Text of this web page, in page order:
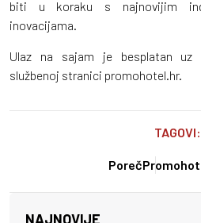
biti u koraku s najnovijim
inovacijama.
Ulaz na sajam je besplatan uz
službenoj stranici promohotel.hr.
TAGOVI:
Poreč
NAJNOVIJE